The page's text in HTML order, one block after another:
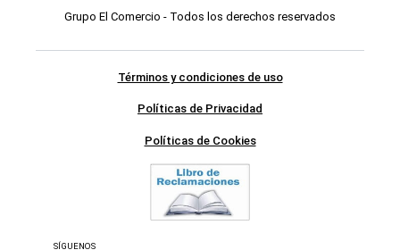
Grupo El Comercio - Todos los derechos reservados
Términos y condiciones de uso
Políticas de Privacidad
Políticas de Cookies
SÍGUENOS